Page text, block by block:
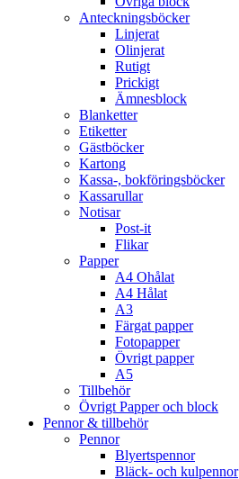
Anteckningsböcker
Linjerat
Olinjerat
Rutigt
Prickigt
Ämnesblock
Blanketter
Etiketter
Gästböcker
Kartong
Kassa-, bokföringsböcker
Kassarullar
Notisar
Post-it
Flikar
Papper
A4 Ohålat
A4 Hålat
A3
Färgat papper
Fotopapper
Övrigt papper
A5
Tillbehör
Övrigt Papper och block
Pennor & tillbehör
Pennor
Blyertspennor
Bläck- och kulpennor